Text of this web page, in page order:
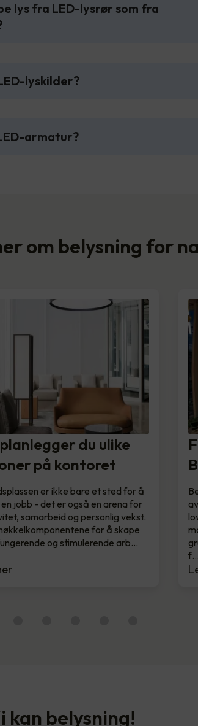
lys fra LED-lysrør som fra
lyskilder?
armatur?
om belysning for
du ulike
på kontoret
er ikke bare et sted for å
jobb - det er også en arena for
samarbeid og personlig vekst.
for å skape
og stimulerende arb…
kan belysning!